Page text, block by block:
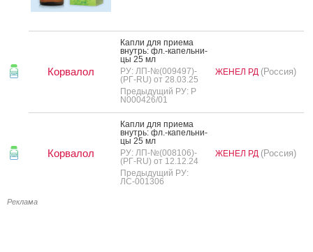
Корвалол
Кап­ли для при­ема
внутрь: фл.-ка­пель­ни­
цы 25 мл
РУ: ЛП-№(009497)-
(РГ-RU) от 28.03.25
Предыдущий РУ: Р
N000426/01
ЖЕНЕЛ РД (Россия)
Корвалол
Кап­ли для при­ема
внутрь: фл.-ка­пель­ни­
цы 25 мл
РУ: ЛП-№(008106)-
(РГ-RU) от 12.12.24
Предыдущий РУ:
ЛС-001306
ЖЕНЕЛ РД (Россия)
Реклама